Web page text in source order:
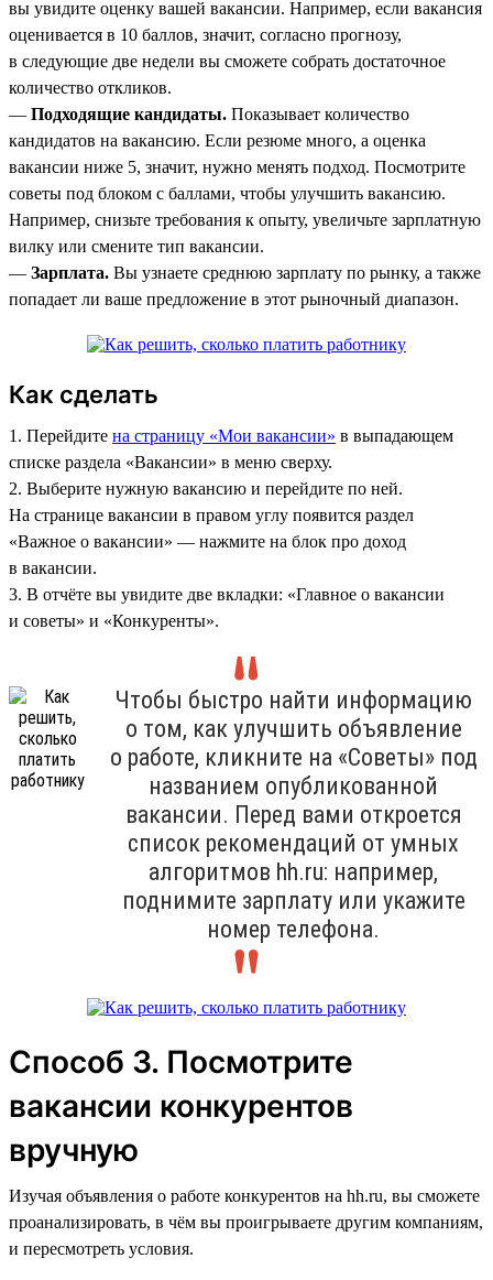
вы увидите оценку вашей вакансии. Например, если вакансия
оценивается в 10 баллов, значит, согласно прогнозу,
в следующие две недели вы сможете собрать достаточное
количество откликов.
— Подходящие кандидаты. Показывает количество
кандидатов на вакансию. Если резюме много, а оценка
вакансии ниже 5, значит, нужно менять подход. Посмотрите
советы под блоком с баллами, чтобы улучшить вакансию.
Например, снизьте требования к опыту, увеличьте зарплатную
вилку или смените тип вакансии.
— Зарплата. Вы узнаете среднюю зарплату по рынку, а также
попадает ли ваше предложение в этот рыночный диапазон.
Как сделать
1. Перейдите на страницу «Мои вакансии» в выпадающем
списке раздела «Вакансии» в меню сверху.
2. Выберите нужную вакансию и перейдите по ней.
На странице вакансии в правом углу появится раздел
«Важное о вакансии» — нажмите на блок про доход
в вакансии.
3. В отчёте вы увидите две вкладки: «Главное о вакансии
и советы» и «Конкуренты».
Чтобы быстро найти информацию
о том, как улучшить объявление
о работе, кликните на «Советы» под
названием опубликованной
вакансии. Перед вами откроется
список рекомендаций от умных
алгоритмов hh.ru: например,
поднимите зарплату или укажите
номер телефона.
Способ 3. Посмотрите
вакансии конкурентов
вручную
Изучая объявления о работе конкурентов на hh.ru, вы сможете
проанализировать, в чём вы проигрываете другим компаниям,
и пересмотреть условия.